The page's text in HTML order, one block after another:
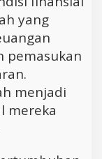
yang
pemasukan
menjadi
mereka